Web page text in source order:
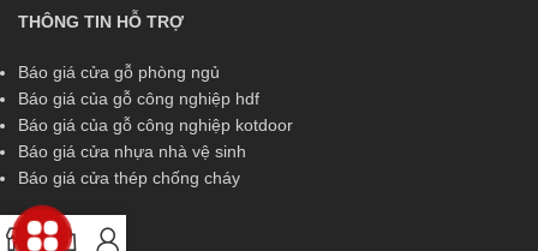
THÔNG TIN HỖ TRỢ
Báo giá cửa gỗ phòng ngủ
Báo giá của gỗ công nghiệp hdf
Báo giá của gỗ công nghiệp kotdoor
Báo giá cửa nhựa nhà vệ sinh
Báo giá cửa thép chống cháy